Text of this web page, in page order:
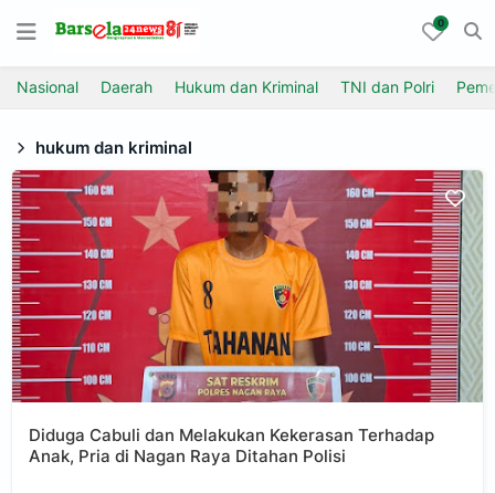
0
Nasional Daerah Hukum dan Kriminal TNI dan Polri
hukum dan kriminal
Diduga Cabuli dan Melakukan Kekerasan Terhadap
Anak, Pria di Nagan Raya Ditahan Polisi